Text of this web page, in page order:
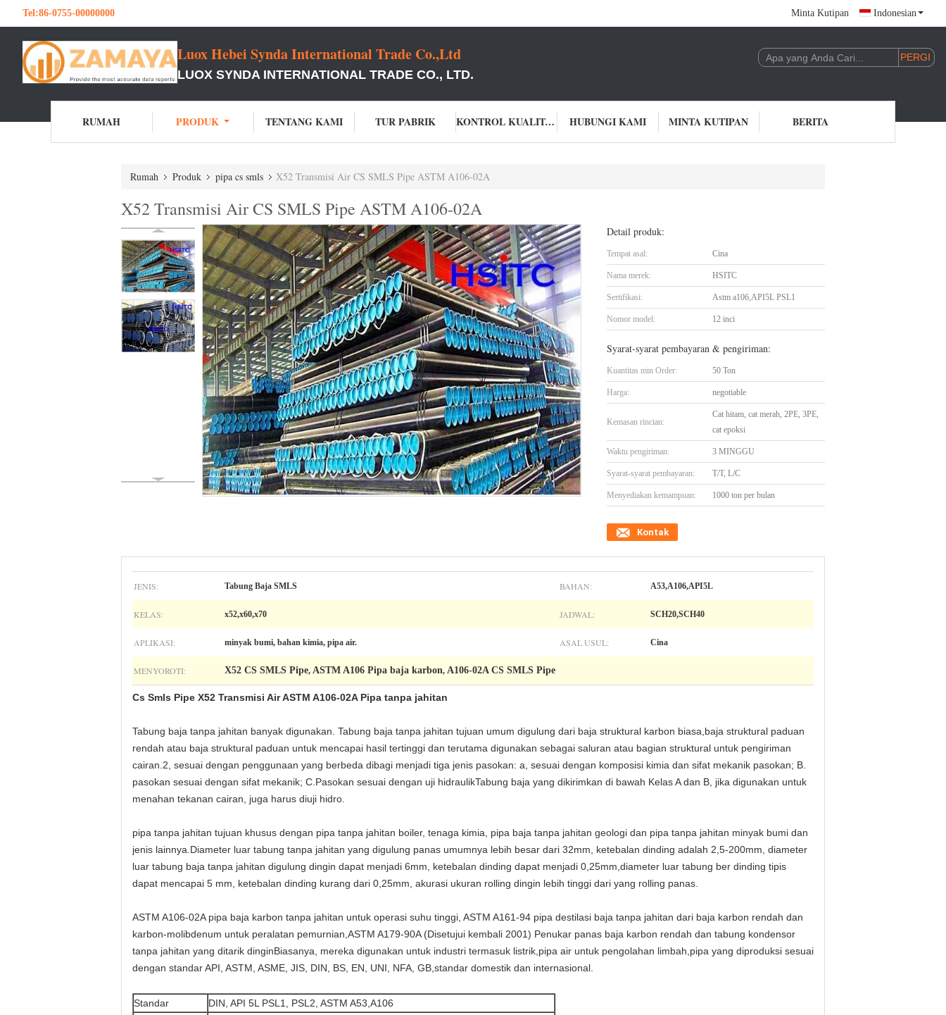
Tel:86-0755-00000000 Minta Kutipan Indonesian
Luox Hebei Synda International Trade Co.,Ltd
LUOX SYNDA INTERNATIONAL TRADE CO., LTD.
RUMAH PRODUK TENTANG KAMI TUR PABRIK KONTROL KUALITAS HUBUNGI KAMI MINTA KUTIPAN BERITA
Rumah Produk pipa cs smls X52 Transmisi Air CS SMLS Pipe ASTM A106-02A
X52 Transmisi Air CS SMLS Pipe ASTM A106-02A
Detail produk:
Tempat asal: Cina
Nama merek: HSITC
Sertifikasi: Astm a106,API5L PSL1
Nomor model: 12 inci
Syarat-syarat pembayaran & pengiriman:
Kuantitas min Order: 50 Ton
Harga: negotiable
Kemasan rincian:
Cat hitam, cat merah, 2PE, 3PE,
cat epoksi
Waktu pengiriman: 3 MINGGU
Syarat-syarat pembayaran: T/T, L/C
Menyediakan kemampuan: 1000 ton per bulan
Kontak
JENIS: Tabung Baja SMLS BAHAN: A53,A106,API5L
KELAS: x52,x60,x70 JADWAL: SCH20,SCH40
APLIKASI: minyak bumi, bahan kimia, pipa air. ASAL USUL: Cina
MENYOROTI: X52 CS SMLS Pipe, ASTM A106 Pipa baja karbon, A106-02A CS SMLS Pipe
Cs Smls Pipe X52 Transmisi Air ASTM A106-02A Pipa tanpa jahitan
Tabung baja tanpa jahitan banyak digunakan. Tabung baja tanpa jahitan tujuan umum digulung dari baja struktural karbon biasa,baja struktural paduan
rendah atau baja struktural paduan untuk mencapai hasil tertinggi dan terutama digunakan sebagai saluran atau bagian struktural untuk pengiriman
cairan.2, sesuai dengan penggunaan yang berbeda dibagi menjadi tiga jenis pasokan: a, sesuai dengan komposisi kimia dan sifat mekanik pasokan; B.
pasokan sesuai dengan sifat mekanik; C.Pasokan sesuai dengan uji hidraulikTabung baja yang dikirimkan di bawah Kelas A dan B, jika digunakan untuk
menahan tekanan cairan, juga harus diuji hidro.
pipa tanpa jahitan tujuan khusus dengan pipa tanpa jahitan boiler, tenaga kimia, pipa baja tanpa jahitan geologi dan pipa tanpa jahitan minyak bumi dan
jenis lainnya.Diameter luar tabung tanpa jahitan yang digulung panas umumnya lebih besar dari 32mm, ketebalan dinding adalah 2,5-200mm, diameter
luar tabung baja tanpa jahitan digulung dingin dapat menjadi 6mm, ketebalan dinding dapat menjadi 0,25mm,diameter luar tabung ber dinding tipis
dapat mencapai 5 mm, ketebalan dinding kurang dari 0,25mm, akurasi ukuran rolling dingin lebih tinggi dari yang rolling panas.
ASTM A106-02A pipa baja karbon tanpa jahitan untuk operasi suhu tinggi, ASTM A161-94 pipa destilasi baja tanpa jahitan dari baja karbon rendah dan
karbon-molibdenum untuk peralatan pemurnian,ASTM A179-90A (Disetujui kembali 2001) Penukar panas baja karbon rendah dan tabung kondensor
tanpa jahitan yang ditarik dinginBiasanya, mereka digunakan untuk industri termasuk listrik, pipa air untuk pengolahan limbah, pipa yang diproduksi sesuai
dengan standar API, ASTM, ASME, JIS, DIN, BS, EN, UNI, NFA, GB,standar domestik dan internasional.
Standar
DIN, API 5L PSL1, PSL2, ASTM A53,A106